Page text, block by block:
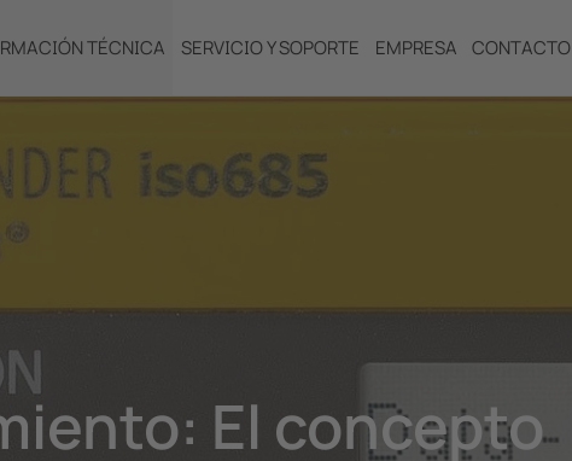
TÉCNICA SERVICIO Y SOPORTE EMPRESA CONTACTO
El concepto